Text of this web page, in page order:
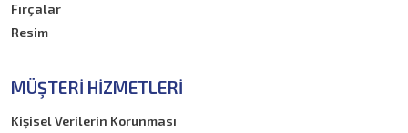
Fırçalar
Resim
MÜŞTERI HIZMETLERI
Kişisel Verilerin Korunması